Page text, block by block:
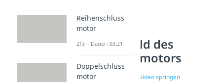
Ersatzschaltbild des
Nebenschlussmotors
zur Stelle im Video springen
Reihenschluss
motor
2/3 – Dauer: 03:21
Doppelschluss
motor